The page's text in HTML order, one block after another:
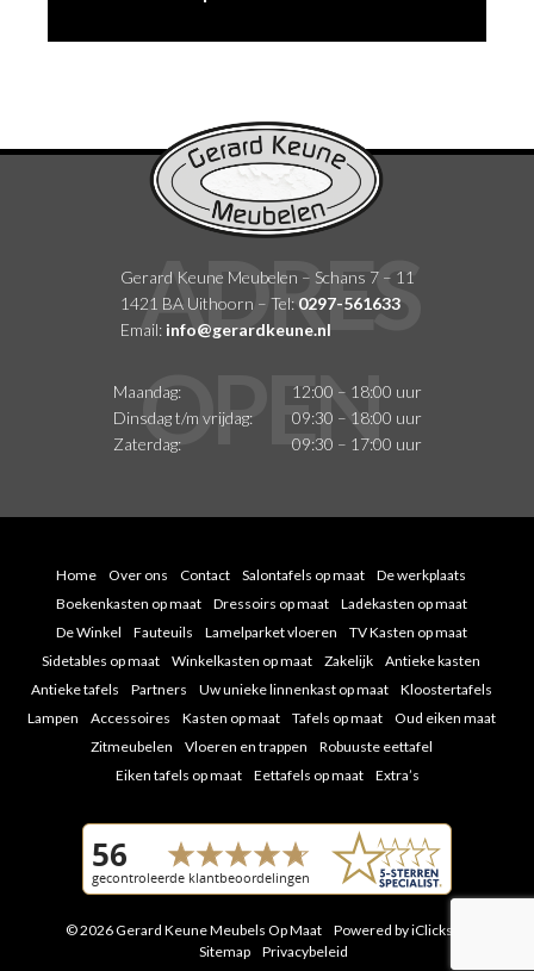
Gerard Keune Meubelen – Schans 7 – 11
1421 BA Uithoorn – Tel: 0297-561633
Email: info@gerardkeune.nl
Maandag:
12:00 – 18:00 uur
Dinsdag t/m vrijdag:
09:30 – 18:00 uur
Zaterdag:
09:30 – 17:00 uur
Home Over ons Contact Salontafels op maat
De werkplaats
Boekenkasten op maat
Dressoirs op maat
Ladekasten op maat
De Winkel
Fauteuils Lamelparket vloeren
TV Kasten op maat
Sidetables op maat
Winkelkasten op maat Zakelijk
Antieke kasten
Antieke tafels
Partners Uw unieke linnenkast op maat
Kloostertafels
Lampen
Accessoires Kasten op maat Tafels op maat
Oud eiken maat
Zitmeubelen
Vloeren en trappen
Robuuste eettafel
Eiken tafels op maat
Eettafels op maat Extra’s
© 2026 Gerard Keune Meubels Op Maat Powered by iClicks
Sitemap
Privacybeleid